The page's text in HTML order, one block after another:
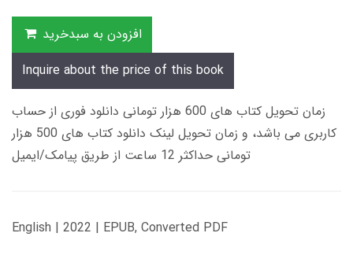
افزودن به سبدخرید
Inquire about the price of this book
زمان تحویل کتاب های 600 هزار تومانی دانلود فوری از حساب
کاربری می باشد، و زمان تحویل لینک دانلود کتاب های 500 هزار
تومانی حداکثر 12 ساعت از طریق پیامک/ایمیل
English | 2022 | EPUB, Converted PDF